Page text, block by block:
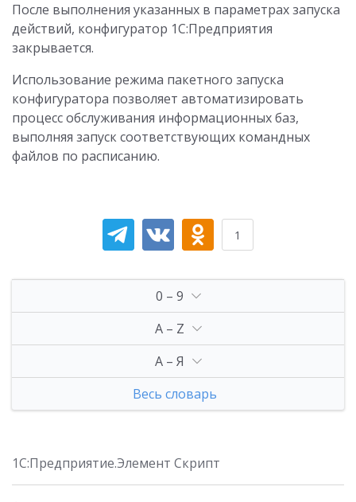
После выполнения указанных в параметрах запуска
действий, конфигуратор 1С:Предприятия
закрывается.
Использование режима пакетного запуска
конфигуратора позволяет автоматизировать
процесс обслуживания информационных баз,
выполняя запуск соответствующих командных
файлов по расписанию.
1
0 – 9
A – Z
А – Я
Весь словарь
1C:Предприятие.Элемент Скрипт